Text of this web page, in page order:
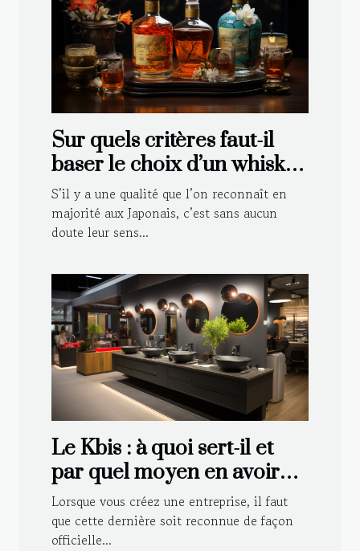
Sur quels critères faut-il
baser le choix d’un whisky
japonais ?
S’il y a une qualité que l’on reconnaît en
majorité aux Japonais, c’est sans aucun
doute leur sens...
Le Kbis : à quoi sert-il et
par quel moyen en avoir
pour sa société ?
Lorsque vous créez une entreprise, il faut
que cette dernière soit reconnue de façon
officielle...